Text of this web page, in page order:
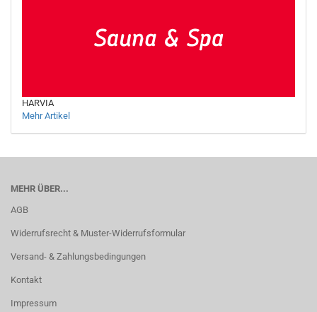
HARVIA
Mehr Artikel
MEHR ÜBER...
AGB
Widerrufsrecht & Muster-Widerrufsformular
Versand- & Zahlungsbedingungen
Kontakt
Impressum